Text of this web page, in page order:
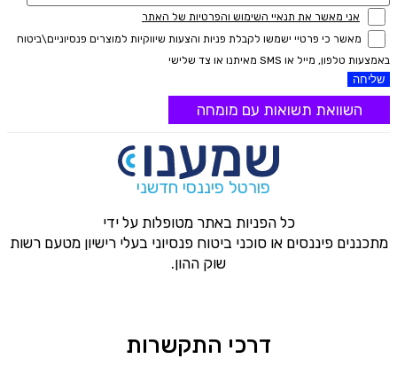
אני מאשר את תנאיי השימוש והפרטיות של האתר
מאשר כי פרטיי ישמשו לקבלת פניות והצעות שיווקיות למוצרים פנסיוניים\ביטוח
באמצעות טלפון, מייל או SMS מאיתנו או צד שלישי
שליחה
השוואת תשואות עם מומחה
פורטל פיננסי חדשני
כל הפניות באתר מטופלות על ידי
מתכננים פיננסים או סוכני ביטוח פנסיוני בעלי רישיון מטעם רשות
שוק ההון.
דרכי התקשרות